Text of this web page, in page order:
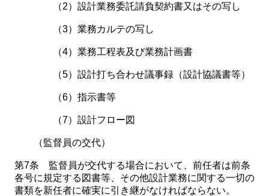
（2）設計業務委託請負契約書又はその写し
（3）業務カルテの写し
（4）業務工程表及び業務計画書
（5）設計打ち合わせ議事録（設計協議書等）
（6）指示書等
（7）設計フロー図
（監督員の交代）
第7条 監督員が交代する場合において、前任者は前条
各号に規定する図書等、その他設計業務に関する一切の
書類を新任者に確実に引き継がなければならない。